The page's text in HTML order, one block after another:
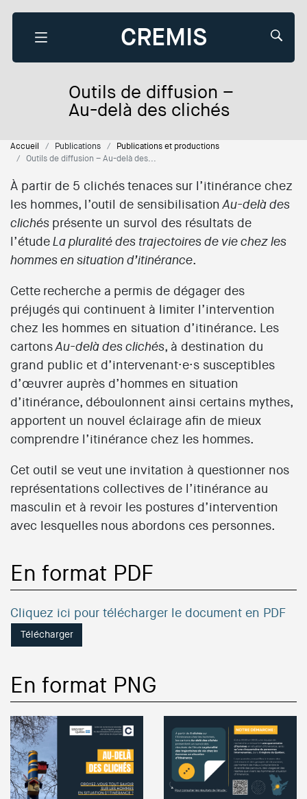
CREMIS
Que recherchez-vous?
Outils de diffusion –
Au-delà des clichés
Accueil Publications
Publications et productions
Outils de diffusion – Au-delà des...
À partir de 5 clichés tenaces sur l’itinérance chez
les hommes, l’outil de sensibilisationAu-delà des
clichés présente un survol des résultats de
l’étudeLa pluralité des trajectoires de vie chez les
hommes en situation d’itinérance.
Cette recherche a permis de dégager des
préjugés qui continuent à limiter l’intervention
chez les hommes en situation d’itinérance. Les
cartonsAu-delà des clichés, à destination du
grand public et d’intervenant·e·s susceptibles
d’œuvrer auprès d’hommes en situation
d’itinérance, déboulonnent ainsi certains mythes,
apportent un nouvel éclairage afin de mieux
comprendre l’itinérance chez les hommes.
Cet outil se veut une invitation à questionner nos
représentations collectives de l’itinérance au
masculin et à revoir les postures d’intervention
avec lesquelles nous abordons ces personnes.
En format PDF
Cliquez ici pour télécharger le document en PDF
Télécharger
En format PNG